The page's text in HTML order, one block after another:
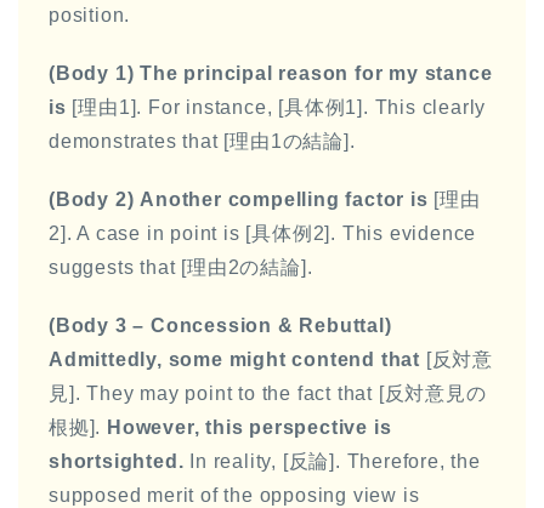
position.
(Body 1) The principal reason for my stance
is [理由1]. For instance, [具体例1]. This clearly
demonstrates that [理由1の結論].
(Body 2) Another compelling factor is [理由
2]. A case in point is [具体例2]. This evidence
suggests that [理由2の結論].
(Body 3 – Concession & Rebuttal)
Admittedly, some might contend that [反対意
見]. They may point to the fact that [反対意見の
根拠]. However, this perspective is
shortsighted. In reality, [反論]. Therefore, the
supposed merit of the opposing view is